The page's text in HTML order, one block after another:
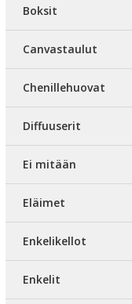
Boksit
Canvastaulut
Chenillehuovat
Diffuuserit
Ei mitään
Eläimet
Enkelikellot
Enkelit